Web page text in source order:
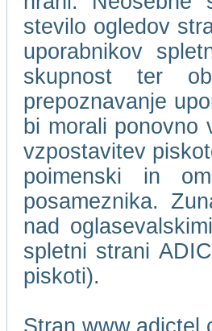
stevilo ogledov
uporabnikov
skupnost ter
prepoznavanje
bi morali ponovno
vzpostavitev
poimenski in
posameznika.
nad
spletni strani
piskoti).
Stran